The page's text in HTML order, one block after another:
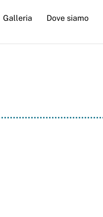
Galleria Dove siamo